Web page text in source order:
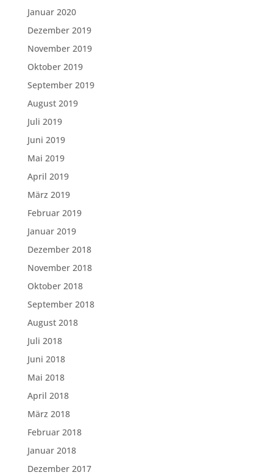
Januar 2020
Dezember 2019
November 2019
Oktober 2019
September 2019
August 2019
Juli 2019
Juni 2019
Mai 2019
April 2019
März 2019
Februar 2019
Januar 2019
Dezember 2018
November 2018
Oktober 2018
September 2018
August 2018
Juli 2018
Juni 2018
Mai 2018
April 2018
März 2018
Februar 2018
Januar 2018
Dezember 2017